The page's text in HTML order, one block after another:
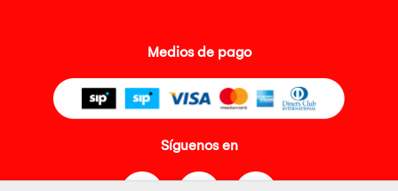
Medios de pago
Síguenos en